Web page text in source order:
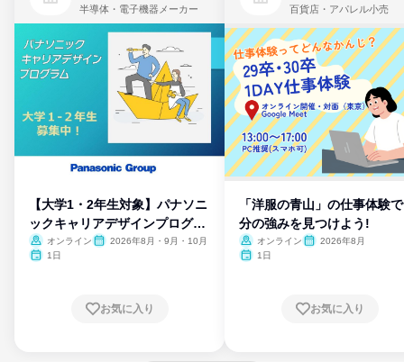
半導体・電子機器メーカー
【大学1・2年生対象】パナソニ
ックキャリアデザインプログラ
ム
オンライン
2026年8月・9月・10月
1日
お気に入り
百貨店・アパレル小売
「洋服の青山」の仕事体験
分の強みを見つけよう!
オンライン
2026年8月
1日
お気に入り